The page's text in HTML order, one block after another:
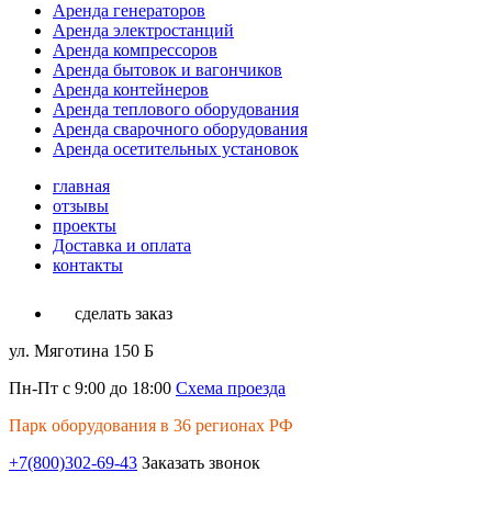
Аренда генераторов
Аренда электростанций
Аренда компрессоров
Аренда бытовок и вагончиков
Аренда контейнеров
Аренда теплового оборудования
Аренда сварочного оборудования
Аренда осетительных установок
главная
отзывы
проекты
Доставка и оплата
контакты
сделать заказ
ул. Мяготина 150 Б
Пн-Пт с 9:00 до 18:00 Схема проезда
Парк оборудования в 36 регионах РФ
+7(800)302-69-43 Заказать звонок